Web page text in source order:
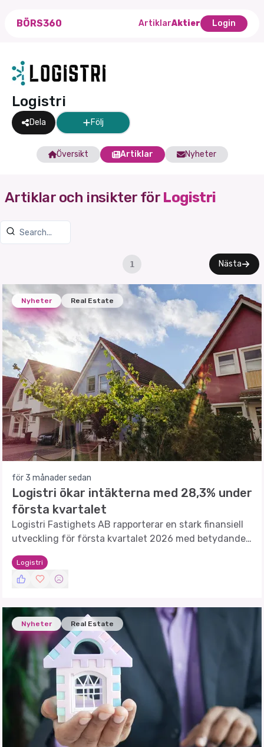
BÖRS360 ArtiklarAktier Login
Logistri
Dela Följ
Översikt Artiklar Nyheter
Artiklar och insikter för Logistri
1 Nästa
Nyheter Real Estate
för 3 månader sedan
Logistri ökar intäkterna med 28,3% under
första kvartalet
Logistri Fastighets AB rapporterar en stark finansiell
utveckling för första kvartalet 2026 med betydande
intäktsökningar och förbättrad lönsamhet.
Logistri
Nyheter Real Estate